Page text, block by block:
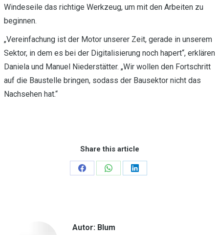
Windeseile das richtige Werkzeug, um mit den Arbeiten zu
beginnen.
„Vereinfachung ist der Motor unserer Zeit, gerade in unserem
Sektor, in dem es bei der Digitalisierung noch hapert“, erklären
Daniela und Manuel Niederstätter. „Wir wollen den Fortschritt
auf die Baustelle bringen, sodass der Bausektor nicht das
Nachsehen hat.“
Share this article
Teilen
Teilen
Teilen
Autor: Blum